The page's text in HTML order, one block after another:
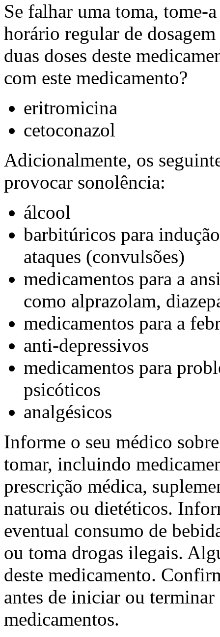
Se falhar uma toma, tome-
horário regular de
duas doses deste
com este medicamento?
eritromicina
cetoconazol
Adicionalmente, os
provocar sonolência:
álcool
barbitúricos para
ataques (convulsões)
medicamentos para a
como alprazolam,
medicamentos para a
anti-depressivos
medicamentos para
psicóticos
analgésicos
Informe o seu médico
tomar, incluindo
prescrição médica,
naturais ou dietéticos.
eventual consumo de
ou toma drogas ilegais.
deste medicamento.
antes de iniciar ou
medicamentos.